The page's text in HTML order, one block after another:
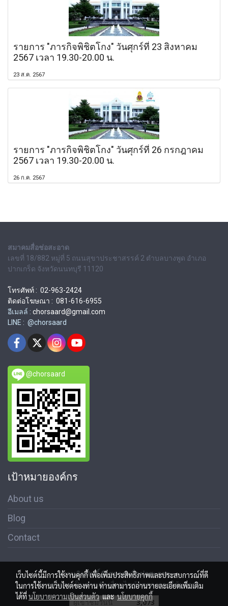
รายการ "ภารกิจพิชิตโกง" วันศุกร์ที่ 23 สิงหาคม
2567 เวลา 19.30-20.00 น.
23 ส.ค. 2567
รายการ "ภารกิจพิชิตโกง" วันศุกร์ที่ 26 กรกฎาคม
2567 เวลา 19.30-20.00 น.
26 ก.ค. 2567
สมาคมสื่อช่อสะอาด
เลขที่ 18/882 หมู่ที่ 5 ถนนสุขาประชาสรรค์ 2 ตำบลบางพูด อำเภอ
ปากเกร็ด จังหวัดนนทบุรี 11120
โทรศัพท์ : 02-963-2424
ติดต่อโฆษณา : 081-616-6955
อีเมลล์ : chorsaard@gmail.com
LINE : @chorsaard
@chorsaard
เป้าหมายองค์กร
About us
Blog
Contact
สงวนลิขสิทธิ์ © สมาคมสื่อช่อสะอาด
นโนบายความเป็นส่วนตัว เงื่อนไขข้อตกลงการใช้บริการ
ผู้เข้าชมวันนี้ 3,073
เว็บไซต์นี้มีการใช้งานคุกกี้ เพื่อเพิ่มประสิทธิภาพและประสบการณ์ที่ดี
ในการใช้งานเว็บไซต์ของท่าน ท่านสามารถอ่านรายละเอียดเพิ่มเติม
ได้ที่นโยบายความเป็นส่วนตัวและนโยบายคุกกี้